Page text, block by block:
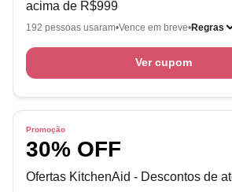
acima de R$999
192 pessoas usaram Vence em breve Regras
Ver cupom
Promoção
30% OFF
Ofertas KitchenAid - Descontos de